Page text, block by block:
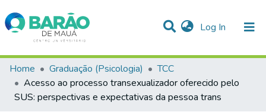
Log In (current)
Communities & Collections
Statistics
Home Graduação (Psicologia)
TCC
Acesso ao processo transexualizador oferecido pelo
SUS: perspectivas e expectativas da pessoa trans